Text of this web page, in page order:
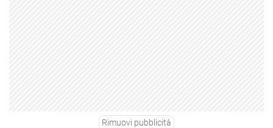
Rimuovi pubblicità